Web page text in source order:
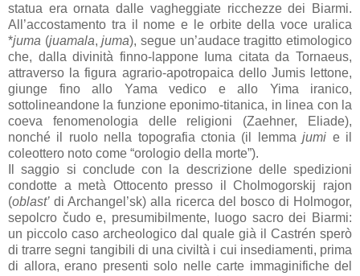
statua era ornata dalle vagheggiate ricchezze dei Biarmi.
All’accostamento tra il nome e le orbite della voce uralica
*juma (juamala,juma), segue un’audace tragitto etimologico
che, dalla divinità finno-lappone Iuma citata da Tornaeus,
attraverso la figura agrario-apotropaica dello Jumis lettone,
giunge fino allo Yama vedico e allo Yima iranico,
sottolineandone la funzione eponimo-titanica, in linea con la
coeva fenomenologia delle religioni (Zaehner, Eliade),
nonché il ruolo nella topografia ctonia (il lemmajumi e il
coleottero noto come “orologio della morte”).
Il saggio si conclude con la descrizione delle spedizioni
condotte a metà Ottocento presso il Cholmogorskij rajon
(oblast’ di Archangel’sk) alla ricerca del bosco di Holmogor,
sepolcro čudo e, presumibilmente, luogo sacro dei Biarmi:
un piccolo caso archeologico dal quale già il Castrén sperò
di trarre segni tangibili di una civiltà i cui insediamenti, prima
di allora, erano presenti solo nelle carte immaginifiche del